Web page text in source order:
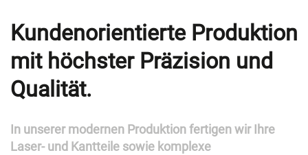
Kundenorientierte Produktion
mit höchster Präzision und
Qualität.
In unserer modernen Produktion fertigen wir Ihre
Laser- und Kantteile sowie komplexe